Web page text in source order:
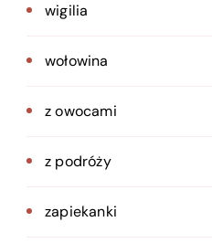
wigilia
wołowina
z owocami
z podróży
zapiekanki